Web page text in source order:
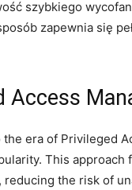
szybkiego‍
zapewnia się
Access
era ⁤of Privileged
This
the risk of